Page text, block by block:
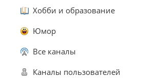
Хобби и образование
Юмор
Все каналы
Каналы пользователей